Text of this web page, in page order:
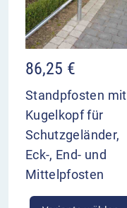
86,25 €
Standpfosten mit
Kugelkopf für
Schutzgeländer,
Eck-, End- und
Mittelpfosten